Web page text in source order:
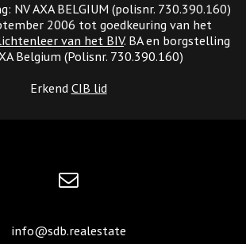
NV AXA BELGIUM (polisnr. 730.390.160)
2006 tot goedkeuring van het
van het BIV. BA en borgstelling
Belgium (Polisnr. 730.390.160)
Erkend CIB lid
info@sdb.realestate